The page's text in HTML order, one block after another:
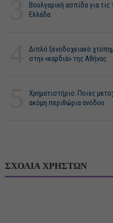
Βουλγαρική ασπίδα για
Ελλάδα
Διπλό ξενοδοχειακό
στην «καρδιά» της Αθήνας
Χρηματιστήριο: Ποιες
ακόμη περιθώρια ανόδου
ΣΧΟΛΙΑ ΧΡΗΣΤΩΝ